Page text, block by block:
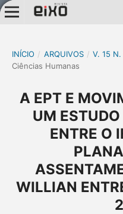
INÍCIO / ARQUIVOS / V. 15 N.
Ciências Humanas
A EPT E
UM
ENTRE O
WILLIAN